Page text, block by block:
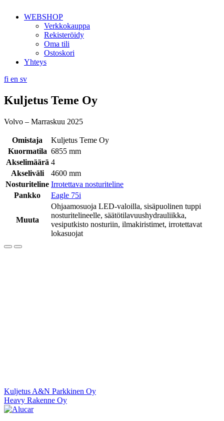
WEBSHOP
Verkkokauppa
Rekisteröidy
Oma tili
Ostoskori
Yhteys
fi en sv
Kuljetus Teme Oy
Volvo – Marraskuu 2025
Omistaja
Kuljetus Teme Oy
Kuormatila 6855 mm
Akselimäärä 4
Akseliväli
4600 mm
Nosturiteline Irrotettava nosturiteline
Pankko
Eagle 75i
Muuta
Ohjaamosuoja LED-valoilla, sisäpuolinen tuppi
nosturitelineelle, säätötilavuushydrauliikka,
vesiputkisto nosturiin, ilmakiristimet, irrotettavat
lokasuojat
Artikkelien
selaus
Kuljetus A&N Parkkinen Oy
Heavy Rakenne Oy